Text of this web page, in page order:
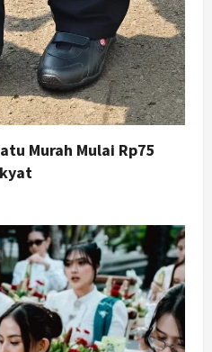
Murah Mulai Rp75